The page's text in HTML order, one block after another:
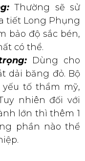
Thường sẽ sử
tiết Long Phụng
bảo độ sắc bén,
có thể.
Dùng cho
dải băng đỏ. Bộ
tố thẩm mỹ,
nhiên đối với
lớn thì thêm 1
phần nào thể